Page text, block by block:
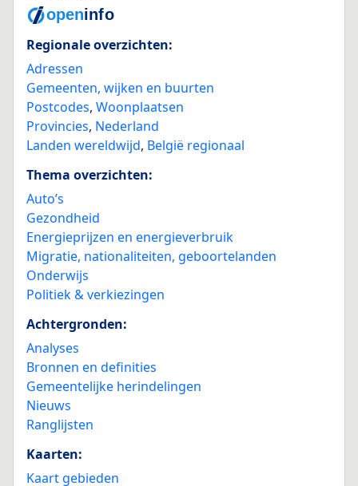
Regionale overzichten:
Adressen
Gemeenten, wijken en buurten
Postcodes, Woonplaatsen
Provincies, Nederland
Landen wereldwijd, België regionaal
Thema overzichten:
Auto’s
Gezondheid
Energieprijzen en energieverbruik
Migratie, nationaliteiten, geboortelanden
Onderwijs
Politiek & verkiezingen
Achtergronden:
Analyses
Bronnen en definities
Gemeentelijke herindelingen
Nieuws
Ranglijsten
Kaarten:
Kaart gebieden